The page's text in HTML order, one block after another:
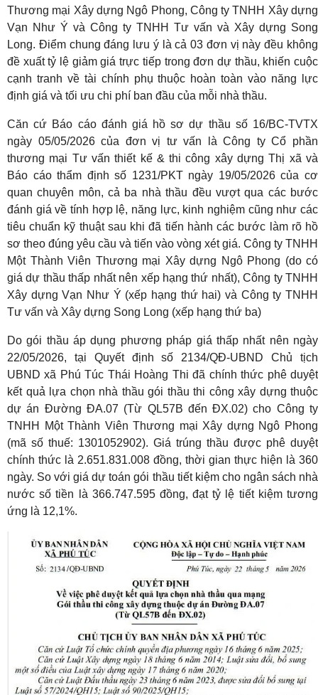
Thương mại Xây dựng Ngô Phong, Công ty TNHH Xây dựng
Vạn Như Ý và Công ty TNHH Tư vấn và Xây dựng Song
Long. Điểm chung đáng lưu ý là cả 03 đơn vị này đều không
đề xuất tỷ lệ giảm giá trực tiếp trong đơn dự thầu, khiến cuộc
cạnh tranh về tài chính phụ thuộc hoàn toàn vào năng lực
định giá và tối ưu chi phí ban đầu của mỗi nhà thầu.
Căn cứ Báo cáo đánh giá hồ sơ dự thầu số 16/BC-TVTX
ngày 05/05/2026 của đơn vị tư vấn là Công ty Cổ phần
thương mại Tư vấn thiết kế & thi công xây dựng Thị xã và
Báo cáo thẩm định số 1231/PKT ngày 19/05/2026 của cơ
quan chuyên môn, cả ba nhà thầu đều vượt qua các bước
đánh giá về tính hợp lệ, năng lực, kinh nghiệm cũng như các
tiêu chuẩn kỹ thuật sau khi đã tiến hành các bước làm rõ hồ
sơ theo đúng yêu cầu và tiến vào vòng xét giá. Công ty TNHH
Một Thành Viên Thương mại Xây dựng Ngô Phong (do có
giá dự thầu thấp nhất nên xếp hạng thứ nhất), Công ty TNHH
Xây dựng Vạn Như Ý (xếp hạng thứ hai) và Công ty TNHH
Tư vấn và Xây dựng Song Long (xếp hạng thứ ba)
Do gói thầu áp dụng phương pháp giá thấp nhất nên ngày
22/05/2026, tại Quyết định số 2134/QĐ-UBND Chủ tịch
UBND xã Phú Túc Thái Hoàng Thi đã chính thức phê duyệt
kết quả lựa chọn nhà thầu gói thầu thi công xây dựng thuộc
dự án Đường ĐA.07 (Từ QL57B đến ĐX.02) cho Công ty
TNHH Một Thành Viên Thương mại Xây dựng Ngô Phong
(mã số thuế: 1301052902). Giá trúng thầu được phê duyệt
chính thức là 2.651.831.008 đồng, thời gian thực hiện là 360
ngày. So với giá dự toán gói thầu tiết kiệm cho ngân sách nhà
nước số tiền là 366.747.595 đồng, đạt tỷ lệ tiết kiệm tương
ứng là 12,1%.